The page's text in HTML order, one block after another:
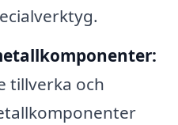
tillverka och